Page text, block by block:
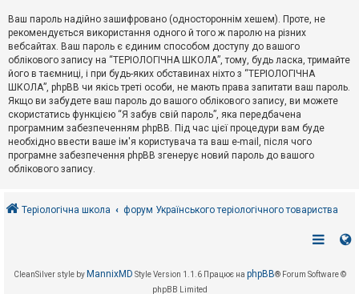
о
м
о
г
Ваш пароль надійно зашифровано (одностороннім хешем). Проте, не
рекомендується використання одного й того ж паролю на різних
вебсайтах. Ваш пароль є єдиним способом доступу до вашого
облікового запису на “ТЕРІОЛОГІЧНА ШКОЛА”, тому, будь ласка, тримайте
його в таємниці, і при будь-яких обставинах ніхто з “ТЕРІОЛОГІЧНА
ШКОЛА”, phpBB чи якісь треті особи, не мають права запитати ваш пароль.
Якщо ви забудете ваш пароль до вашого облікового запису, ви можете
скористатись функцією “Я забув свій пароль”, яка передбачена
програмним забезпеченням phpBB. Під час цієї процедури вам буде
необхідно ввести ваше ім'я користувача та ваш e-mail, після чого
програмне забезпечення phpBB згенерує новий пароль до вашого
облікового запису.
Теріологічна школа форум Українського теріологічного товариства
CleanSilver style by MannixMD Style Version 1.1.6 Працює на phpBB® Forum Software ©
phpBB Limited